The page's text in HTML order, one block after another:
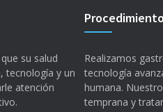
su salud
tecnología y un
atención
Realizamos
tecnología
humana.
temprana y